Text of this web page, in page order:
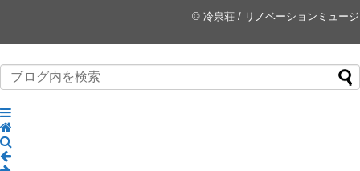
© 冷泉荘 / リノベーションミュー